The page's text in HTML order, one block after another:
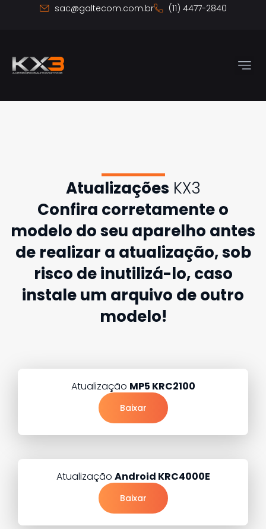
conteúdo
sac@galtecom.com.br (11) 4477-2840
Atualizações KX3
Confira corretamente o
modelo do seu aparelho antes
de realizar a atualização, sob
risco de inutilizá-lo, caso
instale um arquivo de outro
modelo!
Atualização MP5 KRC2100
Baixar
Atualização Android KRC4000E
Baixar